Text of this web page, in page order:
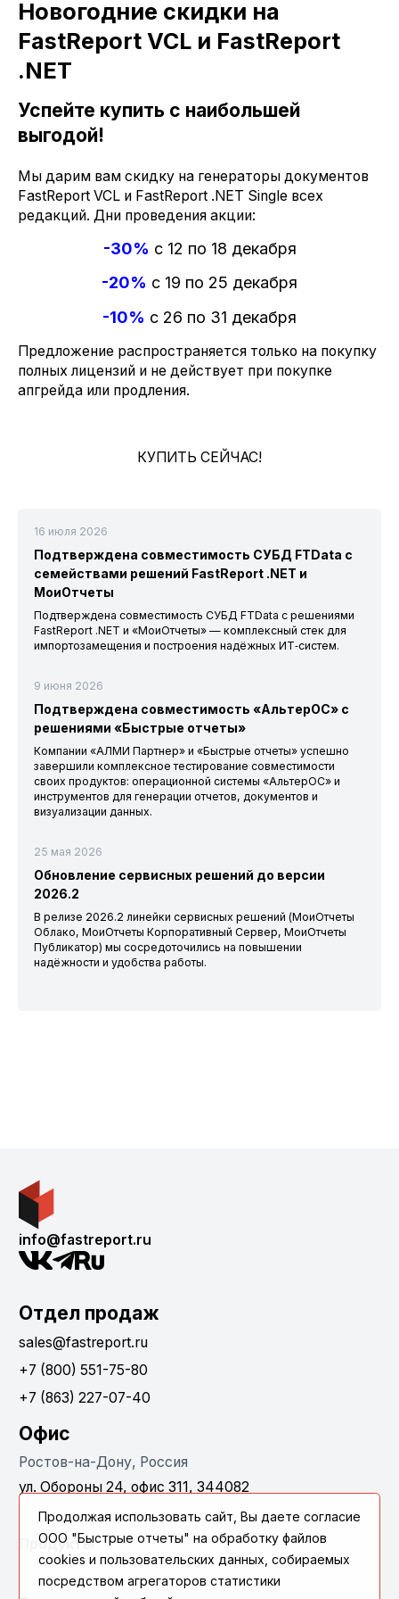
Новогодние скидки на
FastReport VCL и FastReport
.NET
Успейте купить с наибольшей
выгодой!
Мы дарим вам скидку на генераторы документов
FastReport VCL и FastReport .NET Single всех
редакций. Дни проведения акции:
-30% с 12 по 18 декабря
-20% с 19 по 25 декабря
-10% с 26 по 31 декабря
Предложение распространяется только на покупку
полных лицензий и не действует при покупке
апгрейда или продления.
КУПИТЬ СЕЙЧАС!
16 июля 2026
Подтверждена совместимость СУБД FTData с
семействами решений FastReport .NET и
МоиОтчеты
Подтверждена совместимость СУБД FTData с решениями
FastReport .NET и «МоиОтчеты» — комплексный стек для
импортозамещения и построения надёжных ИТ‑систем.
9 июня 2026
Подтверждена совместимость «АльтерОС» с
решениями «Быстрые отчеты»
Компании «АЛМИ Партнер» и «Быстрые отчеты» успешно
завершили комплексное тестирование совместимости
своих продуктов: операционной системы «АльтерОС» и
инструментов для генерации отчетов, документов и
визуализации данных.
25 мая 2026
Обновление сервисных решений до версии
2026.2
В релизе 2026.2 линейки сервисных решений (МоиОтчеты
Облако, МоиОтчеты Корпоративный Сервер, МоиОтчеты
Публикатор) мы сосредоточились на повышении
надёжности и удобства работы.
info@fastreport.ru
Отдел продаж
sales@fastreport.ru
+7 (800) 551-75-80
+7 (863) 227-07-40
Офис
Ростов-на-Дону, Россия
ул. Обороны 24, офис 311, 344082
Продукты
Продолжая использовать сайт, Вы даете согласие
ООО "Быстрые отчеты" на обработку файлов
cookies и пользовательских данных, собираемых
посредством агрегаторов статистики